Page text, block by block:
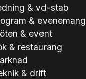
& vd-stab
& evenemang
& event
& restaurang
& drift